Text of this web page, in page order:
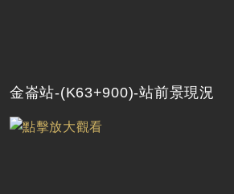
金崙站-(K63+900)-站前景現況